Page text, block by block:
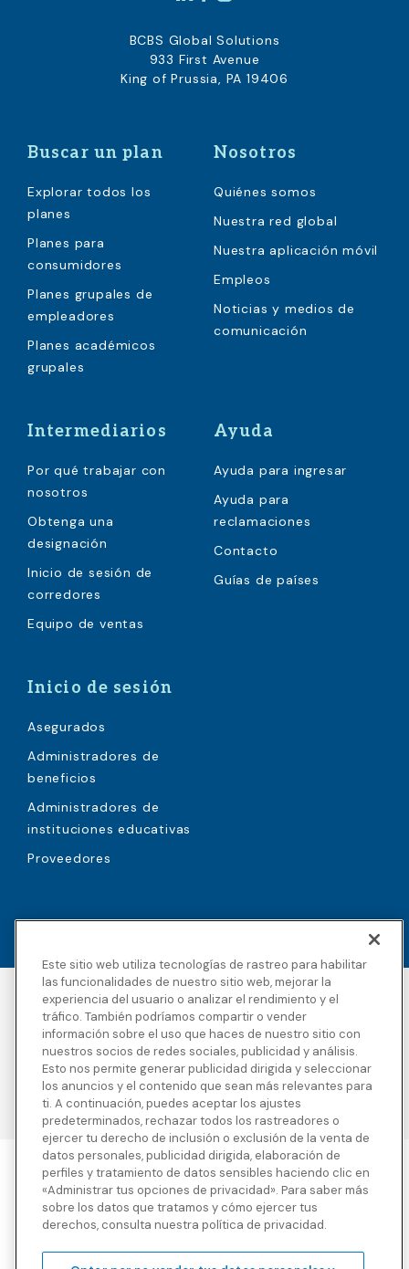
Buscar un plan
Explorar todos los
planes
Planes para
consumidores
Planes grupales de
empleadores
Planes académicos
grupales
Nosotros
Quiénes somos
Nuestra red global
Nuestra aplicación móvil
Empleos
Noticias y medios de
comunicación
Intermediarios
Por qué trabajar con
nosotros
Obtenga una
designación
Inicio de sesión de
corredores
Equipo de ventas
Ayuda
Ayuda para ingresar
Ayuda para
reclamaciones
Contacto
Guías de países
Inicio de sesión
Asegurados
Administradores de
beneficios
Administradores de
instituciones educativas
Proveedores
BCBS Global Solutions
933 First Avenue
King of Prussia, PA 19406
Accesibilidad
Derechos de autor
Política de privacidad
Avisos legales
Términos y condiciones
Divulgaciones de
terceros
Transparencia en la
cobertura
Mapa del sitio
Blue Cross Blue Shield Global Solutions es el nombre comercial de
Worldwide Insurance Services, LLC (Blue Cross Blue Shield Global
Solutions Insurance Services en California y BCBS Global
Solutions Insurance Services en New York), un licenciatario
Cross Blue Shield Global Solutions es una marca propiedad de la
Este sitio web utiliza tecnologías de rastreo para habilitar
las funcionalidades de nuestro sitio web, mejorar la
experiencia del usuario o analizar el rendimiento y el
tráfico. También podríamos compartir o vender
información sobre el uso que haces de nuestro sitio con
nuestros socios de redes sociales, publicidad y análisis.
Esto nos permite generar publicidad dirigida y seleccionar
los anuncios y el contenido que sean más relevantes para
ti. A continuación, puedes aceptar los ajustes
predeterminados, rechazar todos los rastreadores o
ejercer tu derecho de inclusión o exclusión de la venta de
datos personales, publicidad dirigida, elaboración de
perfiles y tratamiento de datos sensibles haciendo clic en
«Administrar tus opciones de privacidad». Para saber más
sobre los datos que tratamos y cómo ejercer tus
derechos, consulta nuestra política de privacidad.